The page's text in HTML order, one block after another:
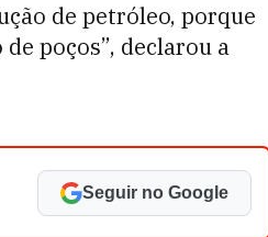
de petróleo, porque
poços”, declarou a
Seguir no Google